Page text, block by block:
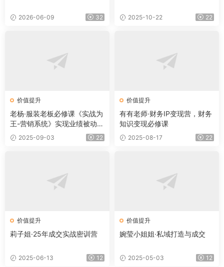
2026-06-09 32 2025-10-22 22
价值提升
老杨·服装老板必修课《实战为
王-营销系统》实现业绩被动式
增长2025-09-03 22
价值提升
有有老师·财务IP变现营，财务
知识变现必修课
2025-08-17 22
价值提升
莉子姐·25年成交实战密训营
2025-06-13 12
价值提升
婉莹小姐姐·私域打造与成交
2025-05-03 12